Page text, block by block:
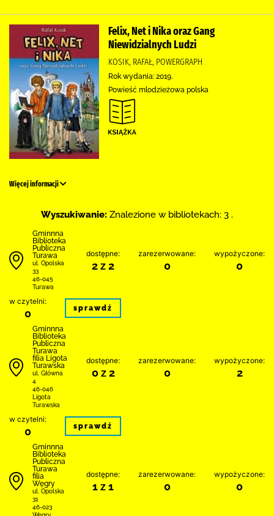
Felix, Net i Nika oraz Gang
Niewidzialnych Ludzi
KOSIK, RAFAŁ, POWERGRAPH
Rok wydania: 2019.
Powieść mlodzieżowa polska
Więcej informacji
Wyszukiwanie: Znalezione w bibliotekach: 3 .
Gminnna
Biblioteka
Publiczna
Turawa
ul. Opolska
33
46-045
Turawa
dostępne:
2 z 2
zarezerwowane:
0
wypożyczone:
0
w czytelni:
0 sprawdź
Gminnna
Biblioteka
Publiczna
Turawa
filia Ligota
Turawska
ul. Główna
4
46-046
Ligota
Turawska
dostępne:
0 z 2
zarezerwowane:
0
wypożyczone:
2
w czytelni:
0 sprawdź
Gminnna
Biblioteka
Publiczna
Turawa
filia
Węgry
ul. Opolska
31
46-023
dostępne:
1 z 1
zarezerwowane:
0
wypożyczone:
0